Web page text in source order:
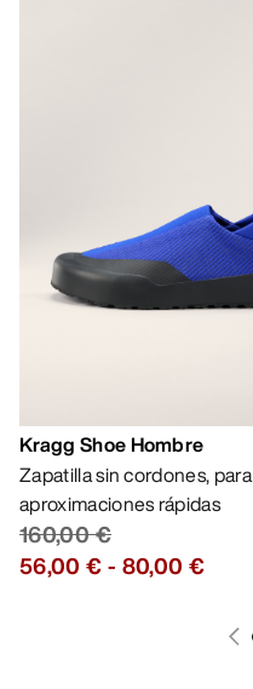
Kragg Shoe Hombre
Zapatilla sin cordones, para
aproximaciones rápidas
160,00 €
56,00 €- 80,00 €